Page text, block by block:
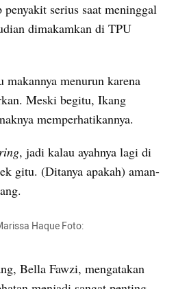
serius saat meninggal
dimakamkan di TPU
makannya menurun karena
Meski begitu, Ikang
memperhatikannya.
, jadi kalau ayahnya lagi di
gitu. (Ditanya apakah) aman-
Haque Foto:
Bella Fawzi, mengatakan